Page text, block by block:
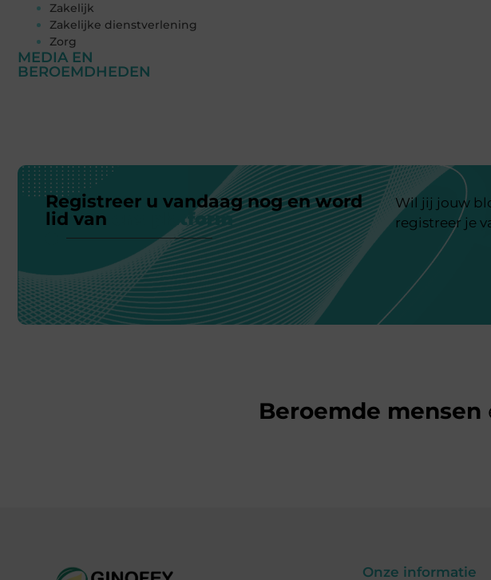
Zakelijk
Zakelijke dienstverlening
Zorg
MEDIA EN
BEROEMDHEDEN
Registreer u vandaag nog en word
lid van
ons platform
Wil jij jouw
registreer je
Beroemde mensen
Onze informatie